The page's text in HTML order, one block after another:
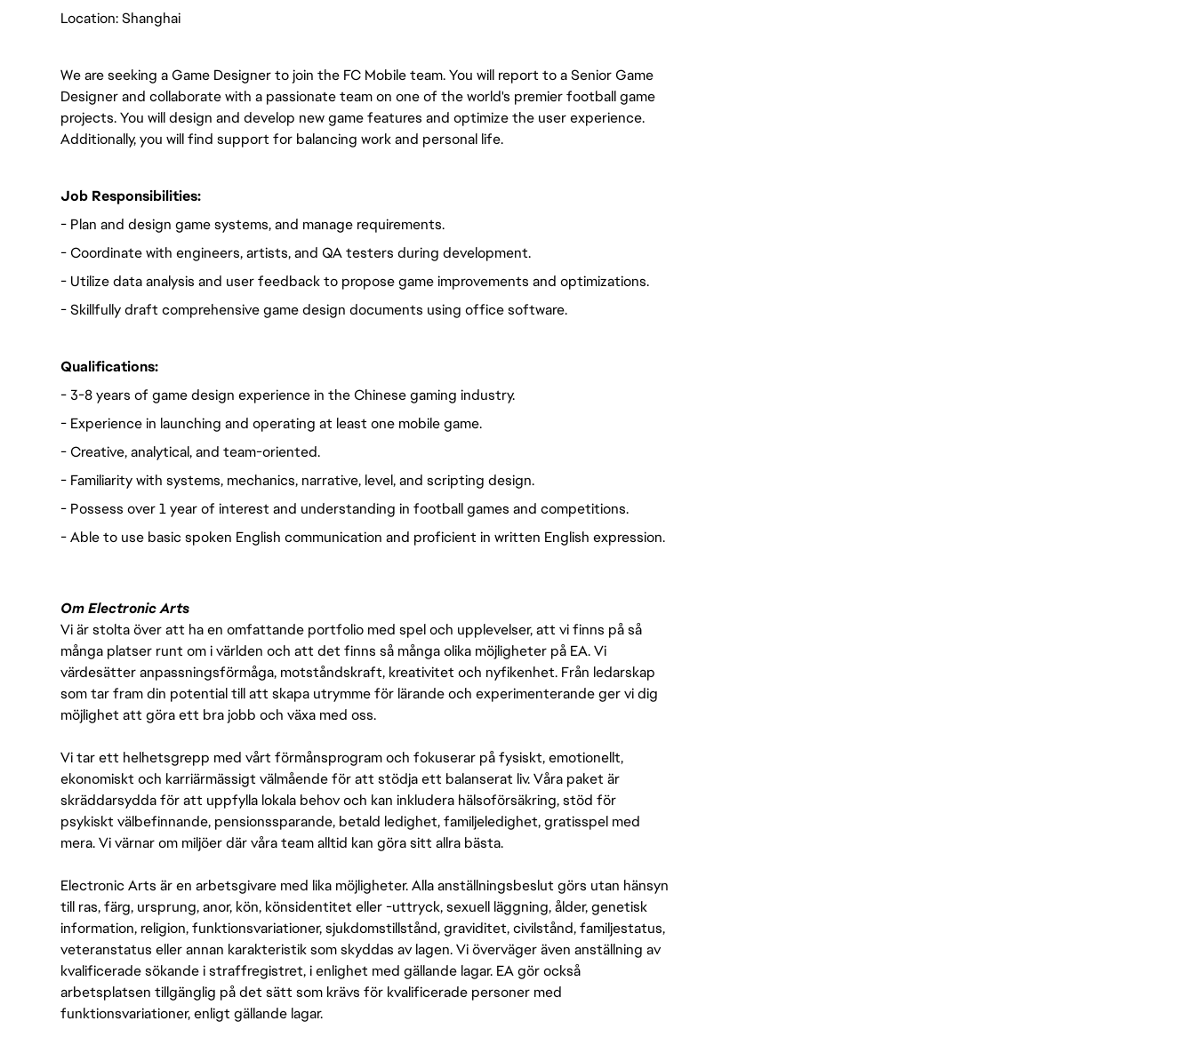
Location: Shanghai
We are seeking a Game Designer to join the FC Mobile team. You will report to a Senior Game
Designer and collaborate with a passionate team on one of the world's premier football game
projects. You will design and develop new game features and optimize the user experience.
Additionally, you will find support for balancing work and personal life.
Job Responsibilities:
- Plan and design game systems, and manage requirements.
- Coordinate with engineers, artists, and QA testers during development.
- Utilize data analysis and user feedback to propose game improvements and optimizations.
- Skillfully draft comprehensive game design documents using office software.
Qualifications:
- 3-8 years of game design experience in the Chinese gaming industry.
- Experience in launching and operating at least one mobile game.
- Creative, analytical, and team-oriented.
- Familiarity with systems, mechanics, narrative, level, and scripting design.
- Possess over 1 year of interest and understanding in football games and competitions.
- Able to use basic spoken English communication and proficient in written English expression.
Om Electronic Arts
Vi är stolta över att ha en omfattande portfolio med spel och upplevelser, att vi finns på så
många platser runt om i världen och att det finns så många olika möjligheter på EA. Vi
värdesätter anpassningsförmåga, motståndskraft, kreativitet och nyfikenhet. Från ledarskap
som tar fram din potential till att skapa utrymme för lärande och experimenterande ger vi dig
möjlighet att göra ett bra jobb och växa med oss.
Vi tar ett helhetsgrepp med vårt förmånsprogram och fokuserar på fysiskt, emotionellt,
ekonomiskt och karriärmässigt välmående för att stödja ett balanserat liv. Våra paket är
skräddarsydda för att uppfylla lokala behov och kan inkludera hälsoförsäkring, stöd för
psykiskt välbefinnande, pensionssparande, betald ledighet, familjeledighet, gratisspel med
mera. Vi värnar om miljöer där våra team alltid kan göra sitt allra bästa.
Electronic Arts är en arbetsgivare med lika möjligheter. Alla anställningsbeslut görs utan hänsyn
till ras, färg, ursprung, anor, kön, könsidentitet eller -uttryck, sexuell läggning, ålder, genetisk
information, religion, funktionsvariationer, sjukdomstillstånd, graviditet, civilstånd, familjestatus,
veteranstatus eller annan karakteristik som skyddas av lagen. Vi överväger även anställning av
kvalificerade sökande i straffregistret, i enlighet med gällande lagar. EA gör också
arbetsplatsen tillgänglig på det sätt som krävs för kvalificerade personer med
funktionsvariationer, enligt gällande lagar.